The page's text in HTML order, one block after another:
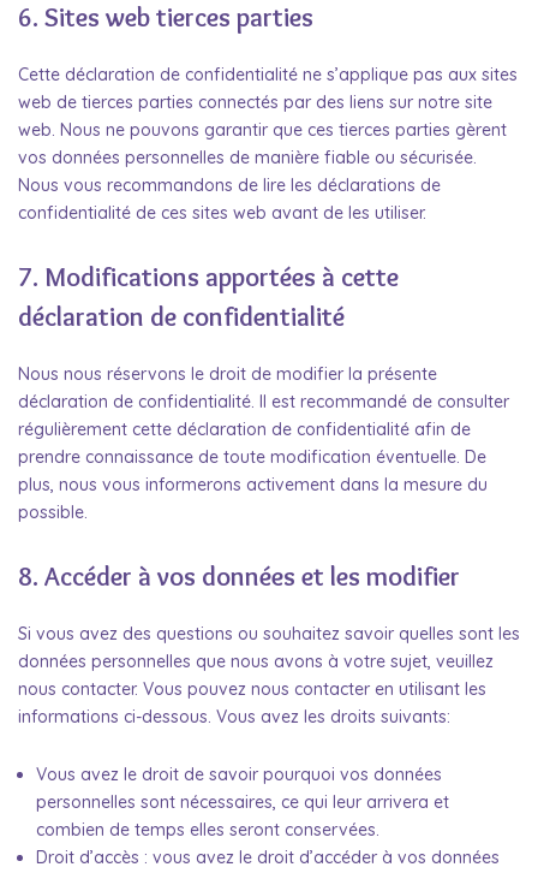
6. Sites web tierces parties
Cette déclaration de confidentialité ne s’applique pas aux sites
web de tierces parties connectés par des liens sur notre site
web. Nous ne pouvons garantir que ces tierces parties gèrent
vos données personnelles de manière fiable ou sécurisée.
Nous vous recommandons de lire les déclarations de
confidentialité de ces sites web avant de les utiliser.
7. Modifications apportées à cette
déclaration de confidentialité
Nous nous réservons le droit de modifier la présente
déclaration de confidentialité. Il est recommandé de consulter
régulièrement cette déclaration de confidentialité afin de
prendre connaissance de toute modification éventuelle. De
plus, nous vous informerons activement dans la mesure du
possible.
8. Accéder à vos données et les modifier
Si vous avez des questions ou souhaitez savoir quelles sont les
données personnelles que nous avons à votre sujet, veuillez
nous contacter. Vous pouvez nous contacter en utilisant les
informations ci-dessous. Vous avez les droits suivants:
Vous avez le droit de savoir pourquoi vos données
personnelles sont nécessaires, ce qui leur arrivera et
combien de temps elles seront conservées.
Droit d’accès : vous avez le droit d’accéder à vos données